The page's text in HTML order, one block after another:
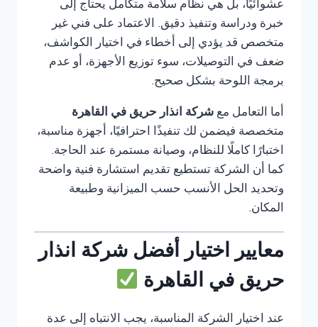
عشوائيًا، بل هي نظام سلامة متكامل يحتاج إلى
خبرة ودراسة وتنفيذ دقيق. الاعتماد على فني غير
متخصص قد يؤدي إلى أخطاء في اختيار الكواشف،
ضعف في التوصيلات، سوء توزيع الأجهزة، أو عدم
برمجة اللوحة بشكل صحيح.
أما التعامل مع شركة انذار حريق في القاهرة
متخصصة فيضمن لك تنفيذًا احترافيًا، أجهزة مناسبة،
اختبارًا كاملًا للنظام، وصيانة مستمرة عند الحاجة.
كما أن الشركة تستطيع تقديم استشارة فنية واضحة
وتحديد الحل الأنسب حسب الميزانية وطبيعة
المكان.
معايير اختيار أفضل شركة انذار
حريق في القاهرة
عند اختيار الشركة المناسبة، يجب الانتباه إلى عدة